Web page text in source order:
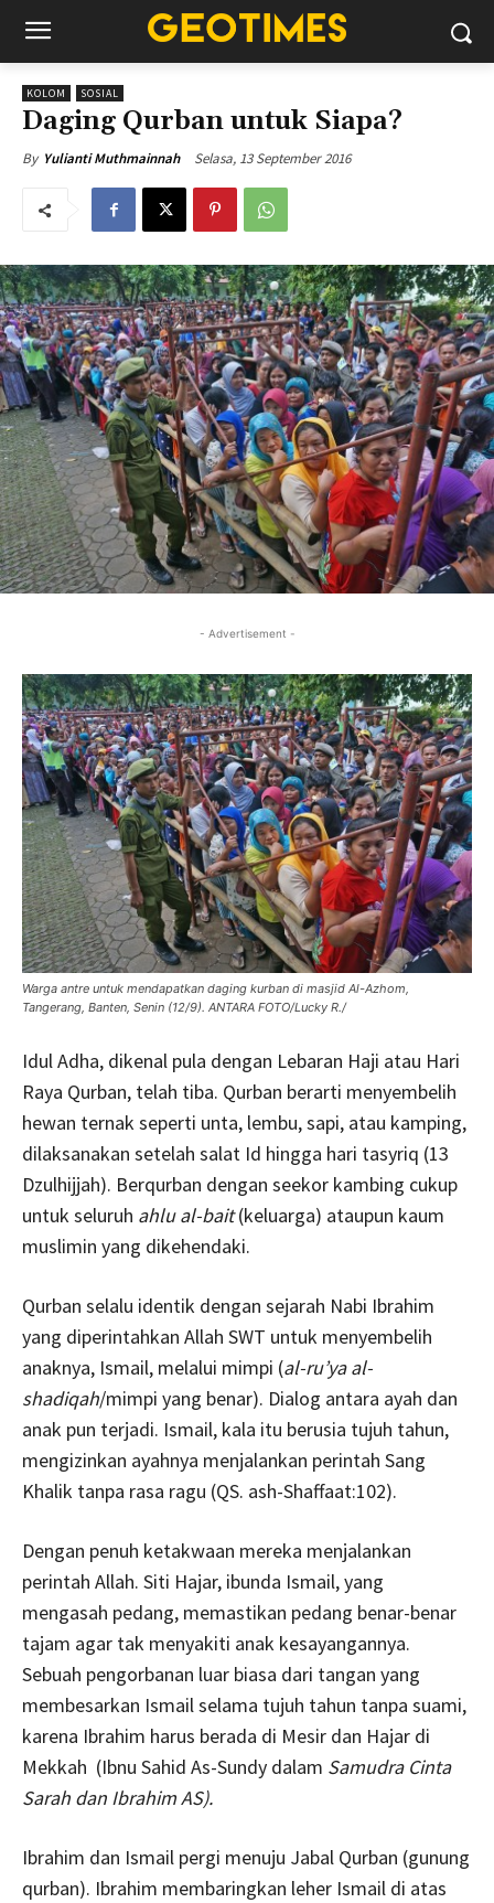
KOLOM SOSIAL
Daging Qurban untuk Siapa?
By Yulianti Muthmainnah Selasa, 13 September 2016
- Advertisement -
Warga antre untuk mendapatkan daging kurban di masjid Al-Azhom,
Tangerang, Banten, Senin (12/9). ANTARA FOTO/Lucky R./
Idul Adha, dikenal pula dengan Lebaran Haji atau Hari
Raya Qurban, telah tiba. Qurban berarti menyembelih
hewan ternak seperti unta, lembu, sapi, atau kamping,
dilaksanakan setelah salat Id hingga hari tasyriq (13
Dzulhijjah). Berqurban dengan seekor kambing cukup
untuk seluruh ahlu al-bait(keluarga) ataupun kaum
muslimin yang dikehendaki.
Qurban selalu identik dengan sejarah Nabi Ibrahim
yang diperintahkan Allah SWT untuk menyembelih
anaknya, Ismail, melalui mimpi (al-ru’ya al-
shadiqah/mimpi yang benar). Dialog antara ayah dan
anak pun terjadi. Ismail, kala itu berusia tujuh tahun,
mengizinkan ayahnya menjalankan perintah Sang
Khalik tanpa rasa ragu (QS. ash-Shaffaat:102).
Dengan penuh ketakwaan mereka menjalankan
perintah Allah. Siti Hajar, ibunda Ismail, yang
mengasah pedang, memastikan pedang benar-benar
tajam agar tak menyakiti anak kesayangannya.
Sebuah pengorbanan luar biasa dari tangan yang
membesarkan Ismail selama tujuh tahun tanpa suami,
karena Ibrahim harus berada di Mesir dan Hajar di
Mekkah (Ibnu Sahid As-Sundy dalam Samudra Cinta
Sarah dan Ibrahim AS).
Ibrahim dan Ismail pergi menuju Jabal Qurban (gunung
qurban). Ibrahim membaringkan leher Ismail di atas